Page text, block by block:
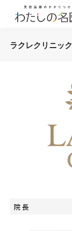
ラクレクリニック
院 長